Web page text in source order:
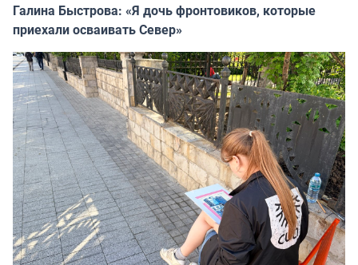
Галина Быстрова: «Я дочь фронтовиков, которые
приехали осваивать Север»